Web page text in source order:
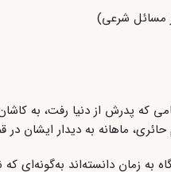
مسائل شرعی)
در سال ۱۳۴۷ق هنگامی که پدرش از
حائری، ماهانه به دیدار
به زمان دانسته‌اند